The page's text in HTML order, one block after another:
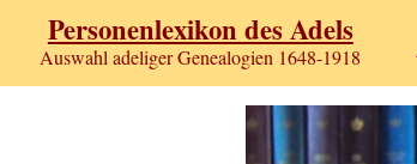
Personenlexikon des Adels
Auswahl adeliger Genealogien 1648-1918